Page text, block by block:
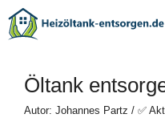
Zum
Inhalt
Öltank
Autor: Johannes Partz / ✅